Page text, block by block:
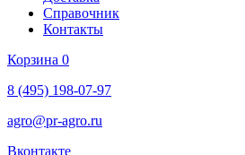
Справочник
Контакты
Корзина 0
8 (495) 198-07-97
agro@pr-agro.ru
Вконтакте